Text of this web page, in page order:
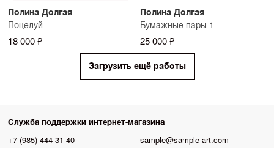
Полина Долгая
Поцелуй
18 000 ₽
Полина Долгая
Бумажные пары 1
25 000 ₽
Загрузить ещё работы
Служба поддержки интернет-магазина
+7 (985) 444-31-40
sample@sample-art.com